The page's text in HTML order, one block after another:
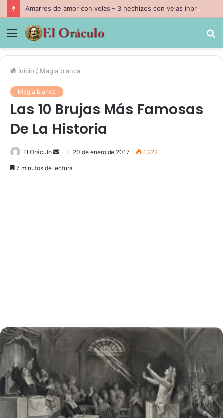
Amarres de amor con velas – 3 hechizos con velas inpresindibles con magia negra
Menú
Inicio / Magia blanca
Magia blanca
Las 10 Brujas Más Famosas
De La Historia
El Oráculo
Send 20 de enero de 2017 1.222
7 minutos de lectura